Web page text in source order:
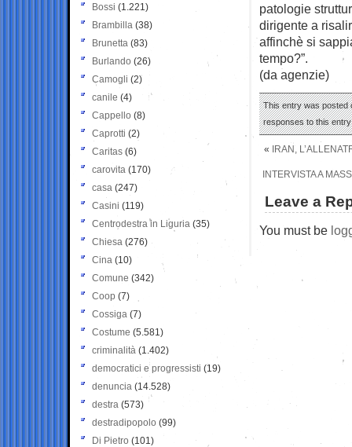
patologie
dirigente a
affinchè si
tempo?”.
(da agenzie)
This entry was posted
responses to this
« IRAN,
INTERVISTA A
Leave a
You must be
Bossi (1.221)
Brambilla (38)
Brunetta (83)
Burlando (26)
Camogli (2)
canile (4)
Cappello (8)
Caprotti (2)
Caritas (6)
carovita (170)
casa (247)
Casini (119)
Centrodestra in Liguria (35)
Chiesa (276)
Cina (10)
Comune (342)
Coop (7)
Cossiga (7)
Costume (5.581)
criminalità (1.402)
democratici e progressisti (19)
denuncia (14.528)
destra (573)
destradipopolo (99)
Di Pietro (101)